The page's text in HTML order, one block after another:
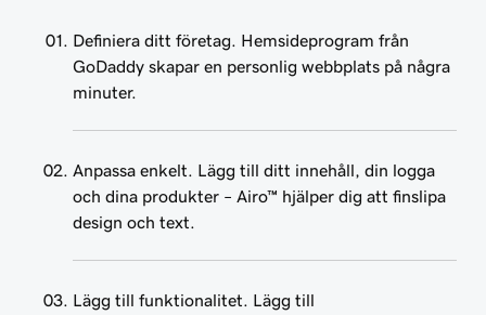
Definiera ditt företag. Hemsideprogram från
GoDaddy skapar en personlig webbplats på några
minuter.
Anpassa enkelt. Lägg till ditt innehåll, din logga
och dina produkter – Airo™ hjälper dig att finslipa
design och text.
Lägg till funktionalitet. Lägg till